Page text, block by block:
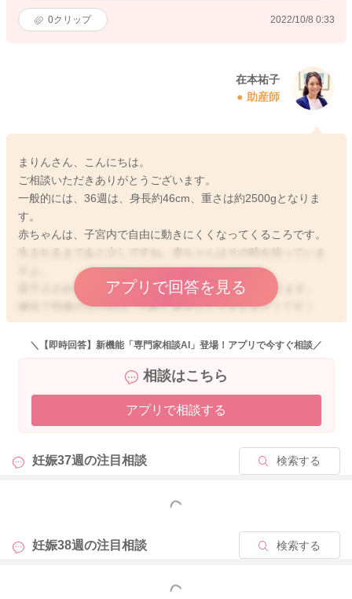
0クリップ 2022/10/8 0:33
在本祐子
助産師
まりんさん、こんにちは。
ご相談いただきありがとうございます。
一般的には、36週は、身長約46cm、重さは約2500gとなりま
す。
赤ちゃんは、子宮内で自由に動きにくくなってくるころです。
生まれるまであと少しですね。赤ちゃんはその時を待っていま
若干小さめですが、エコーは10％くらいの誤差もあります。
健診で指摘がなければ、心配し過ぎなくて大丈夫そうです！
アプリで回答を見る
＼【即時回答】新機能「専門家相談AI」登場！アプリで今すぐ相談／
相談はこちら
アプリで相談する
妊娠37週の注目相談 検索する
もっと見る
妊娠38週の注目相談 検索する
もっと見る